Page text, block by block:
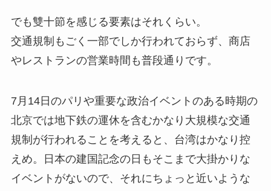
でも雙十節を感じる要素はそれくらい。
交通規制もごく一部でしか行われておらず、商店
やレストランの営業時間も普段通りです。
7月14日のパリや重要な政治イベントのある時期の
北京では地下鉄の運休を含むかなり大規模な交通
規制が行われることを考えると、台湾はかなり控
えめ。日本の建国記念の日もそこまで大掛かりな
イベントがないので、それにちょっと近いような